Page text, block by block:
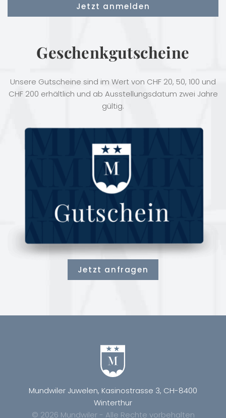
Geschenkgutscheine
Unsere Gutscheine sind im Wert von CHF 20, 50, 100 und
CHF 200 erhältlich und ab Ausstellungsdatum zwei Jahre
gültig.
Jetzt anfragen
Mundwiler Juwelen, Kasinostrasse 3, CH-8400
Winterthur
© 2026 Mundwiler - Alle Rechte vorbehalten